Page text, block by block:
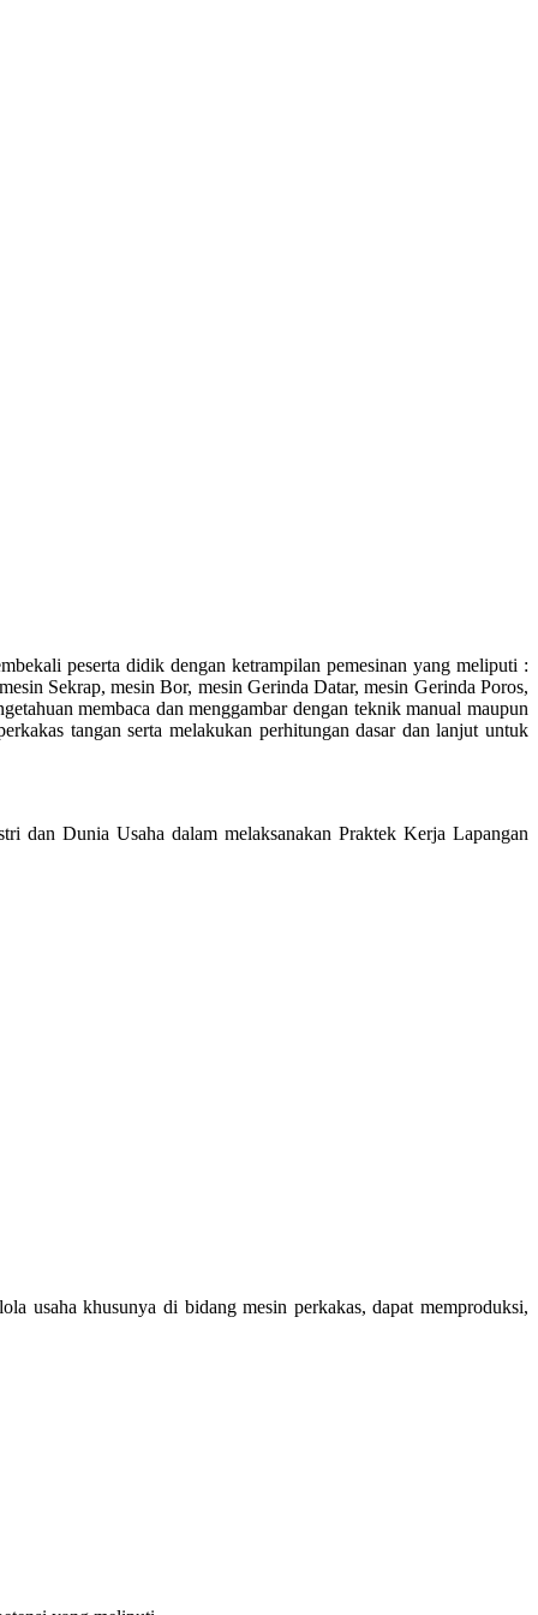
peserta didik dengan ketrampilan pemesinan yang meliputi :
Sekrap, mesin Bor, mesin Gerinda Datar, mesin Gerinda Poros,
membaca dan menggambar dengan teknik manual maupun
tangan serta melakukan perhitungan dasar dan lanjut untuk
dan Dunia Usaha dalam melaksanakan Praktek Kerja Lapangan
usaha khusunya di bidang mesin perkakas, dapat memproduksi,